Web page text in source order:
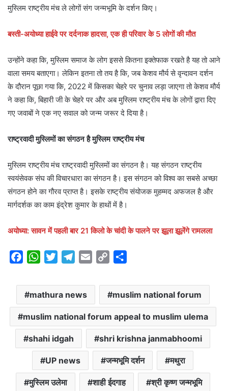
मुस्लिम राष्ट्रीय मंच ले लोगों संग जन्मभूमि के दर्शन किए।
बस्ती-अयोध्या हाईवे पर दर्दनाक हादसा, एक ही परिवार के 5 लोगों की मौत
उन्होंने कहा कि, मुस्लिम समाज के लोग इससे कितना इक्तेफाक रखते है यह तो आने
वाला समय बताएगा। लेकिन इतना तो तय है कि, जब केशव मौर्य से वृन्दावन दर्शन
के दौरान पूछा गया कि, 2022 में किसका चेहरे पर चुनाव लड़ा जाएगा तो केशव मौर्य
ने कहा कि, बिहारी जी के चेहरे पर और अब मुस्लिम राष्ट्रीय मंच के लोगों द्वारा दिए
गए जवाबों ने एक नए सवाल को जन्म जरूर दे दिया है।
राष्ट्रवादी मुस्लिमों का संगठन है मुस्लिम राष्ट्रीय मंच
मुस्लिम राष्ट्रीय मंच राष्ट्रवादी मुस्लिमों का संगठन है। यह संगठन राष्ट्रीय
स्वयंसेवक संघ की विचारधारा का संगठन है। इस संगठन को विश्व का सबसे अच्छा
संगठन होने का गौरव प्राप्त है। इसके राष्ट्रीय संयोजक मुहम्मद अफजल है और
मार्गदर्शक का काम इंद्रेश कुमार के हाथों में है।
अयोध्या: सावन में पहली बार 21 किलो के चांदी के पालने पर झूला झूलेंगे रामलला
c
e
b
o
o
k
W
a
t
s
A
p
p
i
t
t
e
r
l
e
g
r
m
a
l
p
y
L
i
n
k
a
r
e
mathura news muslim national forum
muslim national forum appeal to muslim ulema
shahi idgah shri krishna janmabhoomi
UP news जन्मभूमि दर्शन मथुरा
मुस्लिम उलेमा शाही ईदगाह श्री कृष्ण जन्मभूमि